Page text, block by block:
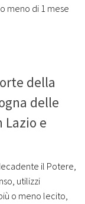
meno di 1 mese
della
delle
e
il Potere,
utilizzi
o meno lecito,